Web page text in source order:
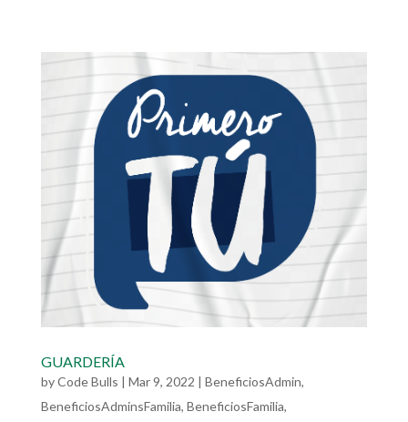
GUARDERÍA
byCode Bulls | Mar 9, 2022 | BeneficiosAdmin,
BeneficiosAdminsFamilia, BeneficiosFamilia,